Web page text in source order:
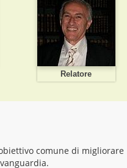
Relatore
comune di migliorare